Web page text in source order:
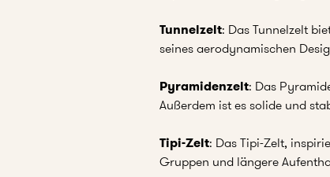
Tunnelzelt: Das Tunnelzelt
seines aerodynamischen
Pyramidenzelt: Das
Außerdem ist es solide und
Tipi-Zelt: Das Tipi-Zelt,
Gruppen und längere